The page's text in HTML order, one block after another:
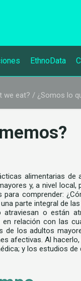
EthnoData
we eat? / ¿Somos lo
alimentarias
y, a nivel
comprender:
parte integral de
o están
relación con las
los adultos
afectivas. Al
y los estudios de